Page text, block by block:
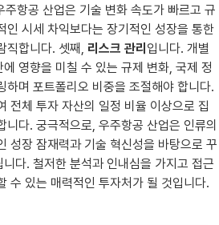
주항공 산업은 기술 변화 속도가 빠르고 규
인 시세 차익보다는 장기적인 성장을 통한
직합니다. 셋째, 리스크 관리 입니다. 개별
영향을 미칠 수 있는 규제 변화, 국제 정
하며 포트폴리오 비중을 조절해야 합니다.
전체 투자 자산의 일정 비율 이상으로 집
다. 궁극적으로, 우주항공 산업은 인류의
성장 잠재력과 기술 혁신성을 바탕으로 꾸
다. 철저한 분석과 인내심을 가지고 접근
수 있는 매력적인 투자처가 될 것입니다.